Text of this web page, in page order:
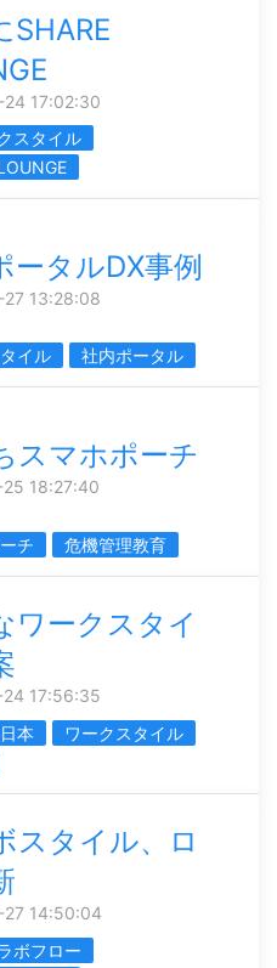
SHARE
17:02:30
スタイル
ータルDX事例
13:28:08
イル 社内ポータル
スマホポーチ
18:27:40
チ 危機管理教育
ワークスタイ
17:56:35
本
ワークスタイル
スタイル、ロ
14:50:04
ボフロー